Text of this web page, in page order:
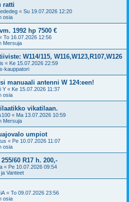
ratti
« Su 19.07.2026 12:20
osia
1992 hp 7500 €
To 16.07.2026 12:56
Mersuja
W114/115, W116,W123,R107,W126
« Ke 15.07.2026 22:59
kauppatori
manuaali antenni W 124:een!
Y « Ke 15.07.2026 11:37
osia
vikatilaan.
« Ma 13.07.2026 10:59
Mersuja
umpiot
« Pe 10.07.2026 11:07
osia
60 R17 h. 200,-
« Pe 10.07.2026 09:54
Vanteet
« To 09.07.2026 23:56
osia